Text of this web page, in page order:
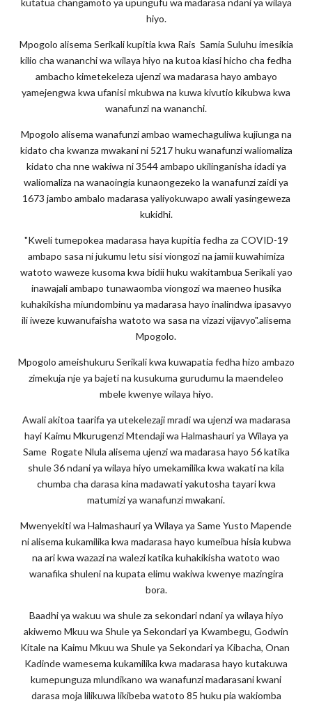
hiyo.
Mpogolo alisema Serikali kupitia kwa Rais Samia Suluhu imesikia
kilio cha wananchi wa wilaya hiyo na kutoa kiasi hicho cha fedha
ambacho kimetekeleza ujenzi wa madarasa hayo ambayo
yamejengwa kwa ufanisi mkubwa na kuwa kivutio kikubwa kwa
wanafunzi na wananchi.
Mpogolo alisema wanafunzi ambao wamechaguliwa kujiunga na
kidato cha kwanza mwakani ni 5217 huku wanafunzi waliomaliza
kidato cha nne wakiwa ni 3544 ambapo ukilinganisha idadi ya
waliomaliza na wanaoingia kunaongezeko la wanafunzi zaidi ya
1673 jambo ambalo madarasa yaliyokuwapo awali yasingeweza
kukidhi.
"Kweli tumepokea madarasa haya kupitia fedha za COVID-19
ambapo sasa ni jukumu letu sisi viongozi na jamii kuwahimiza
watoto waweze kusoma kwa bidii huku wakitambua Serikali yao
inawajali ambapo tunawaomba viongozi wa maeneo husika
kuhakikisha miundombinu ya madarasa hayo inalindwa ipasavyo
ili iweze kuwanufaisha watoto wa sasa na vizazi vijavyo".alisema
Mpogolo.
Mpogolo ameishukuru Serikali kwa kuwapatia fedha hizo ambazo
zimekuja nje ya bajeti na kusukuma gurudumu la maendeleo
mbele kwenye wilaya hiyo.
Awali akitoa taarifa ya utekelezaji mradi wa ujenzi wa madarasa
hayi Kaimu Mkurugenzi Mtendaji wa Halmashauri ya Wilaya ya
Same Rogate Nlula alisema ujenzi wa madarasa hayo 56 katika
shule 36 ndani ya wilaya hiyo umekamilika kwa wakati na kila
chumba cha darasa kina madawati yakutosha tayari kwa
matumizi ya wanafunzi mwakani.
Mwenyekiti wa Halmashauri ya Wilaya ya Same Yusto Mapende
ni alisema kukamilika kwa madarasa hayo kumeibua hisia kubwa
na ari kwa wazazi na walezi katika kuhakikisha watoto wao
wanafika shuleni na kupata elimu wakiwa kwenye mazingira
bora.
Baadhi ya wakuu wa shule za sekondari ndani ya wilaya hiyo
akiwemo Mkuu wa Shule ya Sekondari ya Kwambegu, Godwin
Kitale na Kaimu Mkuu wa Shule ya Sekondari ya Kibacha, Onan
Kadinde wamesema kukamilika kwa madarasa hayo kutakuwa
kumepunguza mlundikano wa wanafunzi madarasani kwani
darasa moja lilikuwa likibeba watoto 85 huku pia wakiomba